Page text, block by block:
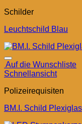
Schilder
Leuchtschild Blau
Auf die Wunschliste
Schnellansicht
Polizeirequisiten
BM.I. Schild